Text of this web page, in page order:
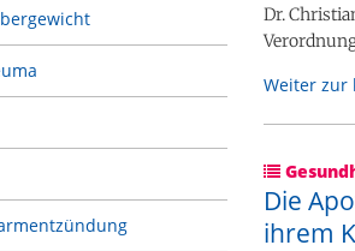
Dr.
Weiter zur
Die
ihrem